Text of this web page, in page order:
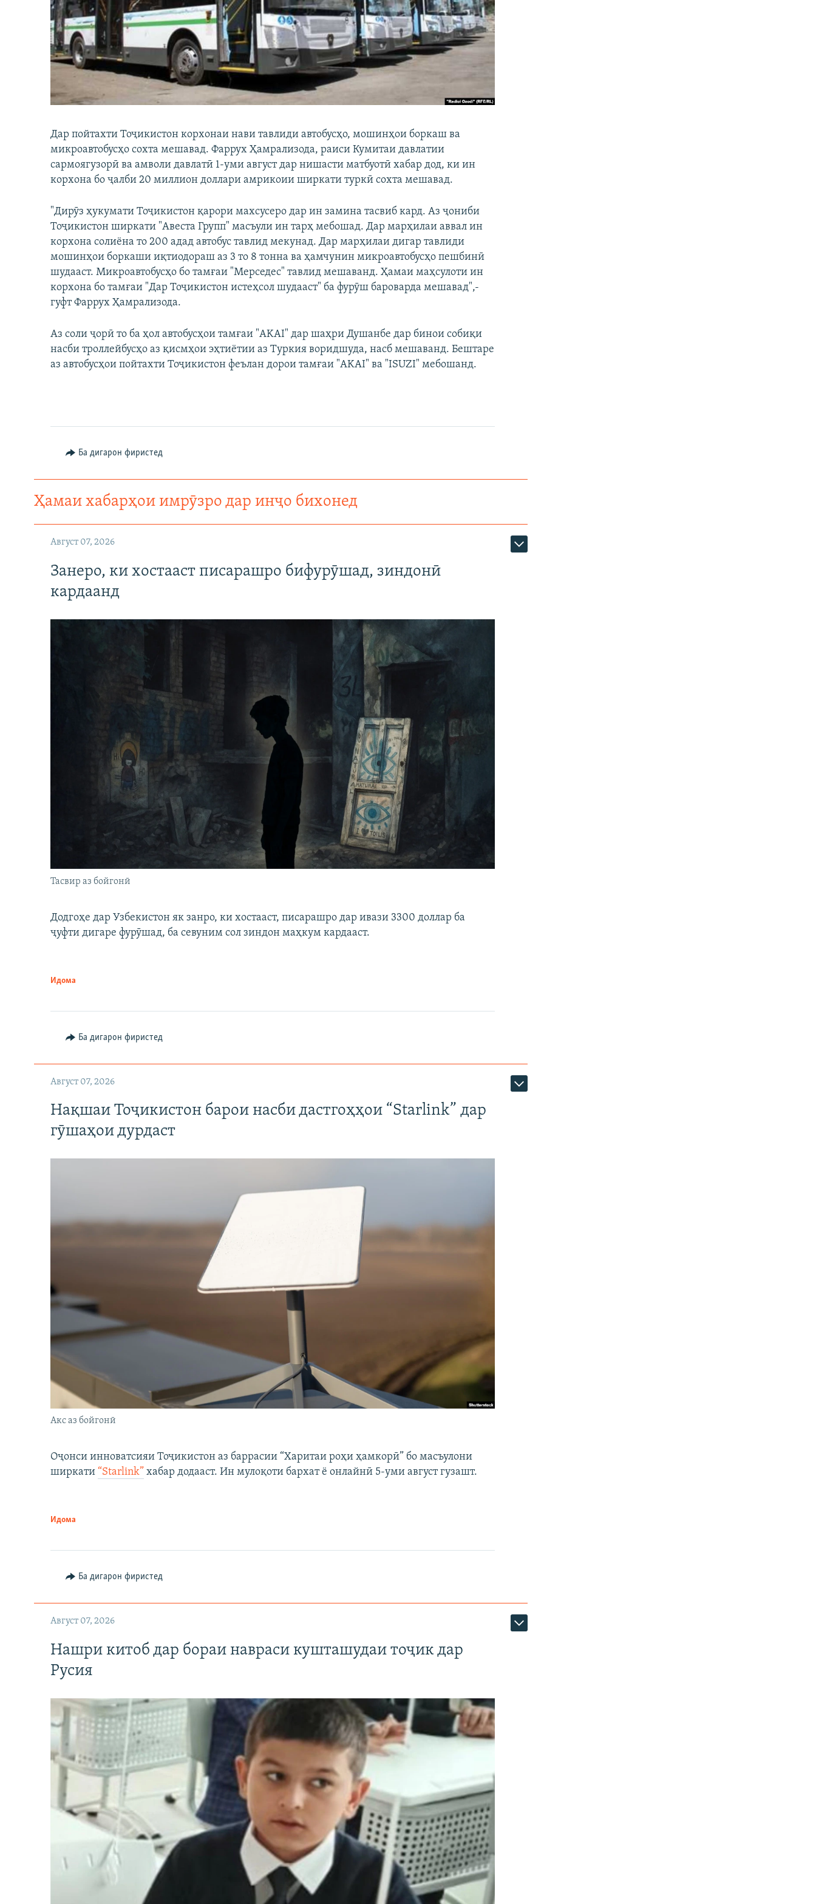
Дар пойтахти Тоҷикистон корхонаи нави тавлиди автобусҳо, мошинҳои боркаш ва
микроавтобусҳо сохта мешавад. Фаррух Ҳамрализода, раиси Кумитаи давлатии
сармоягузорӣ ва амволи давлатӣ 1-уми август дар нишасти матбуотӣ хабар дод, ки ин
корхона бо ҷалби 20 миллион доллари амрикоии ширкати туркӣ сохта мешавад.
"Дирӯз ҳукумати Тоҷикистон қарори махсусеро дар ин замина тасвиб кард. Аз ҷониби
Тоҷикистон ширкати "Авеста Групп" масъули ин тарҳ мебошад. Дар марҳилаи аввал ин
корхона солиёна то 200 адад автобус тавлид мекунад. Дар марҳилаи дигар тавлиди
мошинҳои боркаши иқтиодораш аз 3 то 8 тонна ва ҳамчунин микроавтобусҳо пешбинӣ
шудааст. Микроавтобусҳо бо тамғаи "Мерседес" тавлид мешаванд. Ҳамаи маҳсулоти ин
корхона бо тамғаи "Дар Тоҷикистон истеҳсол шудааст" ба фурӯш бароварда мешавад",-
гуфт Фаррух Ҳамрализода.
Аз соли ҷорӣ то ба ҳол автобусҳои тамғаи "AKAI" дар шаҳри Душанбе дар бинои собиқи
насби троллейбусҳо аз қисмҳои эҳтиётии аз Туркия воридшуда, насб мешаванд. Бештаре
аз автобусҳои пойтахти Тоҷикистон феълан дорои тамғаи "AKAI" ва "ISUZI" мебошанд.
Ба дигарон фиристед
Ҳамаи хабарҳои имрӯзро дар инҷо бихонед
Август 07, 2026
Занеро, ки хостааст писарашро бифурӯшад, зиндонӣ
кардаанд
Тасвир аз бойгонӣ
Додгоҳе дар Узбекистон як занро, ки хостааст, писарашро дар ивази 3300 доллар ба
ҷуфти дигаре фурӯшад, ба севуним сол зиндон маҳкум кардааст.
Идома
Ба дигарон фиристед
Август 07, 2026
Нақшаи Тоҷикистон барои насби дастгоҳҳои “Starlink” дар
гӯшаҳои дурдаст
Акс аз бойгонӣ
Оҷонси инноватсияи Тоҷикистон аз баррасии “Харитаи роҳи ҳамкорӣ” бо масъулони
ширкати “Starlink” хабар додааст. Ин мулоқоти бархат ё онлайнӣ 5-уми август гузашт.
Идома
Ба дигарон фиристед
Август 07, 2026
Нашри китоб дар бораи навраси кушташудаи тоҷик дар
Русия